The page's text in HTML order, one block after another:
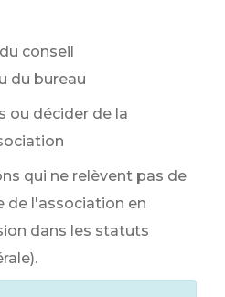
conseil
du bureau
ou décider de la
qui ne relèvent pas de
de l'association en
dans les statuts